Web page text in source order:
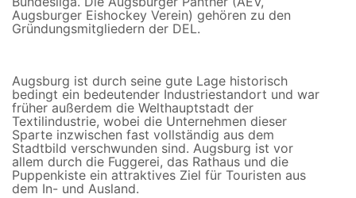
Augsburger Eishockey Verein) gehören zu den
Gründungsmitgliedern der DEL.
Augsburg ist durch seine gute Lage historisch
bedingt ein bedeutender Industriestandort und war
früher außerdem die Welthauptstadt der
Textilindustrie, wobei die Unternehmen dieser
Sparte inzwischen fast vollständig aus dem
Stadtbild verschwunden sind. Augsburg ist vor
allem durch die Fuggerei, das Rathaus und die
Puppenkiste ein attraktives Ziel für Touristen aus
dem In- und Ausland.